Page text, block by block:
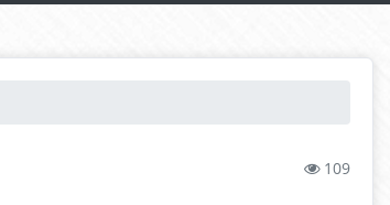
109